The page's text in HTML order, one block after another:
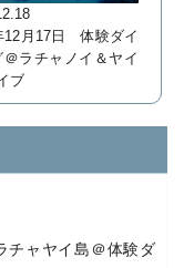
12月17日 体験ダイ
＠ラチャノイ＆ヤイ
ブ
ャヤイ島＠体験ダ